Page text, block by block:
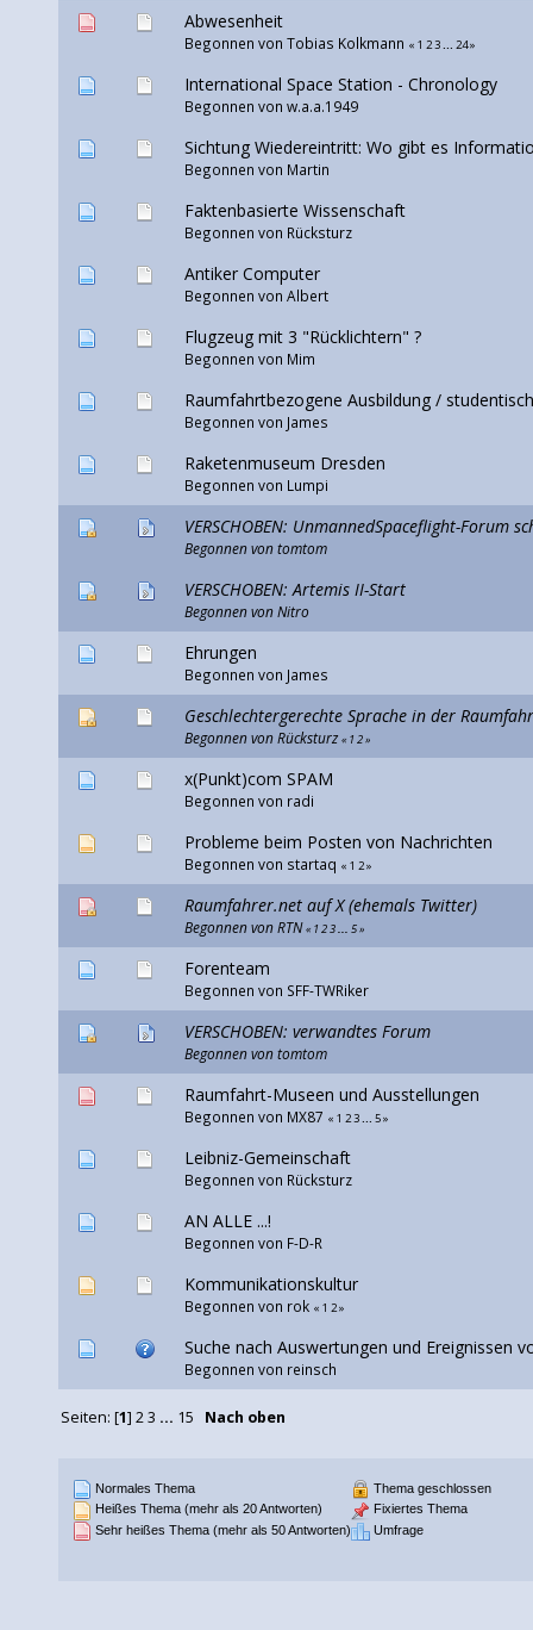
Abwesenheit
Begonnen von Tobias Kolkmann « 1 23... 24»
International Space Station - Chronology
Begonnen von w.a.a.1949
Sichtung Wiedereintritt: Wo gibt es
Begonnen von Martin
Faktenbasierte Wissenschaft
Begonnen von Rücksturz
Antiker Computer
Begonnen von Albert
Flugzeug mit 3 "Rücklichtern" ?
Begonnen von Mim
Raumfahrtbezogene Ausbildung /
Begonnen von James
Raketenmuseum Dresden
Begonnen von Lumpi
VERSCHOBEN: UnmannedSpaceflight-Forum
Begonnen vontomtom
VERSCHOBEN: Artemis II-Start
Begonnen vonNitro
Ehrungen
Begonnen von James
Geschlechtergerechte Sprache in der
Begonnen vonRücksturz « 1 2»
x(Punkt)com SPAM
Begonnen von radi
Probleme beim Posten von Nachrichten
Begonnen von startaq « 1 2»
Raumfahrer.net auf X (ehemals Twitter)
Begonnen von RTN« 1 23... 5»
Forenteam
Begonnen von SFF-TWRiker
VERSCHOBEN: verwandtes Forum
Begonnen vontomtom
Raumfahrt-Museen und Ausstellungen
Begonnen von MX87 « 1 23... 5»
Leibniz-Gemeinschaft
Begonnen von Rücksturz
AN ALLE ...!
Begonnen von F-D-R
Kommunikationskultur
Begonnen von rok « 1 2»
Suche nach Auswertungen und Ereignissen
Begonnen von reinsch
Seiten: [1]23 ... 15 Nach oben
Normales Thema
Heißes Thema (mehr als 20 Antworten)
Sehr heißes Thema (mehr als 50 Antworten)
Thema geschlossen
Fixiertes Thema
Umfrage